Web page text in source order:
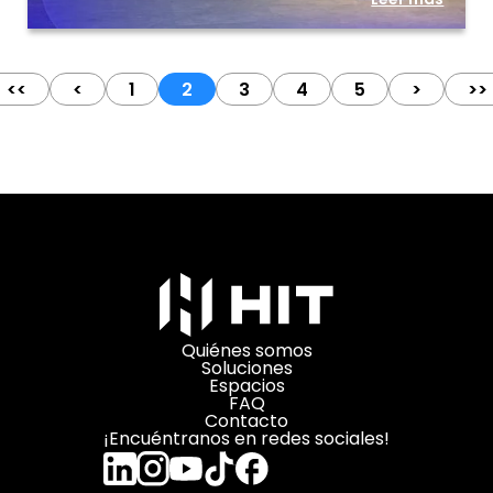
<< < 1 2 3 4 5 > >>
Quiénes somos
Soluciones
Espacios
FAQ
Contacto
¡Encuéntranos en redes sociales!